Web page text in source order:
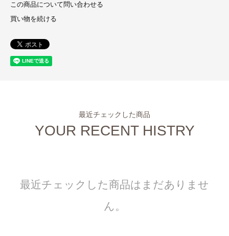
この商品について問い合わせる
買い物を続ける
最近チェックした商品
YOUR RECENT HISTRY
最近チェックした商品はまだありませ
ん。